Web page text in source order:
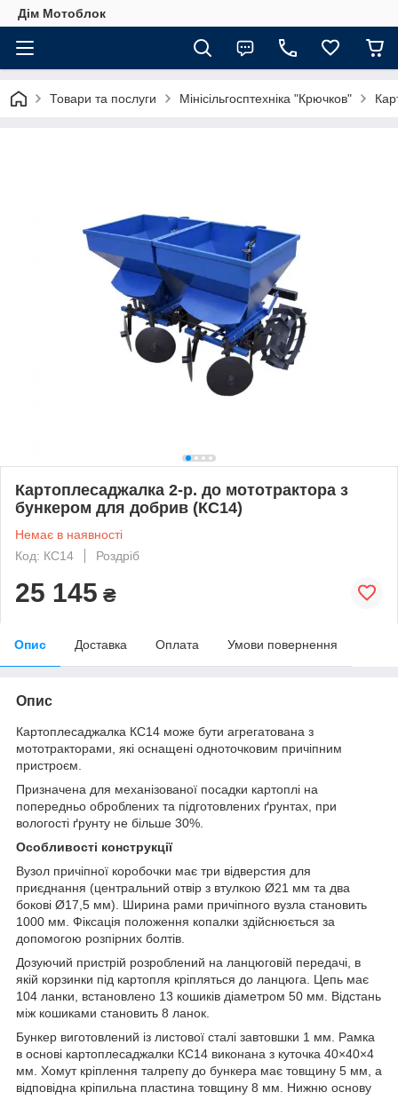
Дім Мотоблок
Товари та послуги Мінісільгосптехніка "Крючков"
Картоплесаджалка 2-р. до мототрактора з
бункером для добрив (КС14)
Немає в наявності
Код: КС14
Роздріб
25 145 ₴
Опис Доставка Оплата Умови повернення
Опис
Картоплесаджалка КС14 може бути агрегатована з
мототракторами, які оснащені одноточковим причіпним
пристроєм.
Призначена для механізованої посадки картоплі на
попередньо оброблених та підготовлених ґрунтах, при
вологості ґрунту не більше 30%.
Особливості конструкції
Вузол причіпної коробочки має три відверстия для
приєднання (центральний отвір з втулкою Ø21 мм та два
бокові Ø17,5 мм). Ширина рами причіпного вузла становить
1000 мм. Фіксація положення копалки здійснюється за
допомогою розпірних болтів.
Дозуючий пристрій розроблений на ланцюговій передачі, в
якій корзинки під картопля кріпляться до ланцюга. Цепь має
104 ланки, встановлено 13 кошиків діаметром 50 мм. Відстань
між кошиками становить 8 ланок.
Бункер виготовлений із листової сталі завтовшки 1 мм. Рамка
в основі картоплесаджалки КС14 виконана з куточка 40×40×4
мм. Хомут кріплення талрепу до бункера має товщину 5 мм, а
відповідна кріпильна пластина товщину 8 мм. Нижню основу